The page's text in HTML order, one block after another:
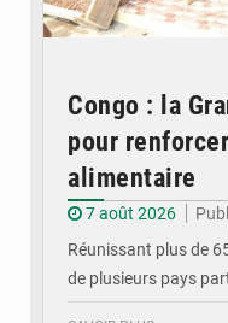
Congo : la
pour
alimentaire
7 août 2026
Réunissant plus de
de plusieurs pays